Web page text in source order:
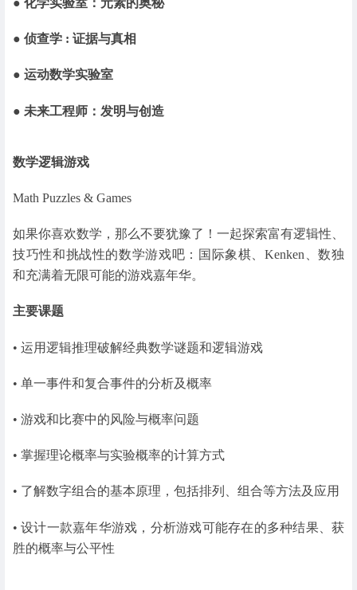
● 化学实验室：元素的奥秘
● 侦查学 : 证据与真相
● 运动数学实验室
● 未来工程师：发明与创造
数学逻辑游戏
Math Puzzles & Games
如果你喜欢数学，那么不要犹豫了！一起探索富有逻辑性、
技巧性和挑战性的数学游戏吧：国际象棋、Kenken、数独
和充满着无限可能的游戏嘉年华。
主要课题
• 运用逻辑推理破解经典数学谜题和逻辑游戏
• 单一事件和复合事件的分析及概率
• 游戏和比赛中的风险与概率问题
• 掌握理论概率与实验概率的计算方式
• 了解数字组合的基本原理，包括排列、组合等方法及应用
• 设计一款嘉年华游戏，分析游戏可能存在的多种结果、获
胜的概率与公平性